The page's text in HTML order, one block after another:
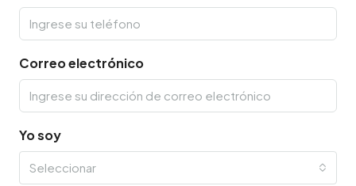
Correo electrónico
Yo soy
Seleccionar